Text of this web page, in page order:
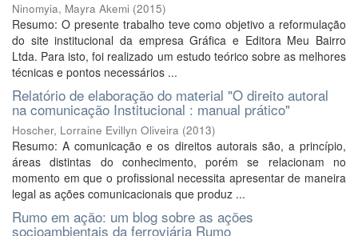
Ninomyia, Mayra Akemi (2015)
Resumo: O presente trabalho teve como objetivo a reformulação
do site institucional da empresa Gráfica e Editora Meu Bairro
Ltda. Para isto, foi realizado um estudo teórico sobre as melhores
técnicas e pontos necessários ...
Relatório de elaboração do material "O direito autoral
na comunicação Institucional : manual prático"
Hoscher, Lorraine Evillyn Oliveira (2013)
Resumo: A comunicação e os direitos autorais são, a princípio,
áreas distintas do conhecimento, porém se relacionam no
momento em que o profissional necessita apresentar de maneira
legal as ações comunicacionais que produz ...
Rumo em ação: um blog sobre as ações
socioambientais da ferroviária Rumo